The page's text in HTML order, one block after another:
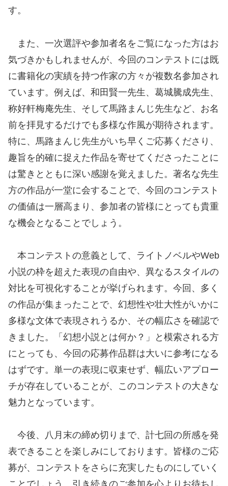
す。
また、一次選評や参加者名をご覧になった方はお
気づきかもしれませんが、今回のコンテストには既
に書籍化の実績を持つ作家の方々が複数名参加され
ています。例えば、和田賢一先生、葛城騰成先生、
称好軒梅庵先生、そして馬路まんじ先生など、お名
前を拝見するだけでも多様な作風が期待されます。
特に、馬路まんじ先生がいち早くご応募くださり、
趣旨を的確に捉えた作品を寄せてくださったことに
は驚きとともに深い感謝を覚えました。著名な先生
方の作品が一堂に会することで、今回のコンテスト
の価値は一層高まり、参加者の皆様にとっても貴重
な機会となることでしょう。
本コンテストの意義として、ライトノベルやWeb
小説の枠を超えた表現の自由や、異なるスタイルの
対比を可視化することが挙げられます。今回、多く
の作品が集まったことで、幻想性や壮大性がいかに
多様な文体で表現されうるか、その幅広さを確認で
きました。「幻想小説とは何か？」と模索される方
にとっても、今回の応募作品群は大いに参考になる
はずです。単一の表現に収束せず、幅広いアプロー
チが存在していることが、このコンテストの大きな
魅力となっています。
今後、八月末の締め切りまで、計七回の所感を発
表できることを楽しみにしております。皆様のご応
募が、コンテストをさらに充実したものにしていく